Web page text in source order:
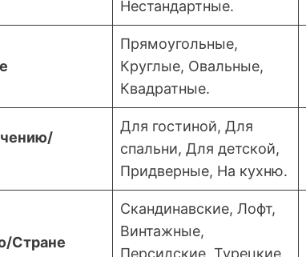
Нестандартные.
Прямоугольные,
Круглые, Овальные,
Квадратные.
Для гостиной, Для
спальни, Для детской,
Придверные, На кухню.
Стране
Скандинавские, Лофт,
Винтажные,
Персидские, Турецкие,